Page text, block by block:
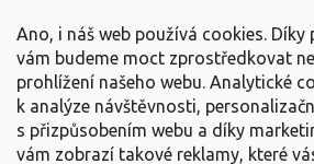
Ano, i náš web používá cookies. Díky
vám budeme moct zprostředkovat
prohlížení našeho webu. Analytické
k analýze návštěvnosti,
s přizpůsobením webu a díky
vám zobrazí takové reklamy, které
Vše o nákupu
Informace pro Vás
Kontakujte nás